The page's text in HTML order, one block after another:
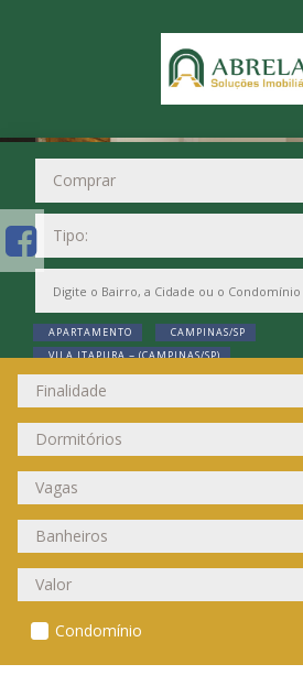
APARTAMENTO
CAMPINAS/SP
VILA ITAPURA ~ (CAMPINAS/SP)
Condomínio